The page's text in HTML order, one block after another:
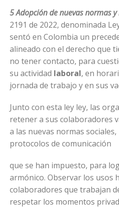
5 Adopción de nuevas normas y
2191 de 2022, denominada
sentó en Colombia un
alineado con el derecho que
no tener contacto, para
su actividad laboral, en
jornada de trabajo y en sus
Junto con esta ley ley, las
retener a sus colaboradores
a las nuevas normas
protocolos de comunicación
que se han impuesto, para
armónico. Observar los usos
colaboradores que trabajan
respetar los momentos